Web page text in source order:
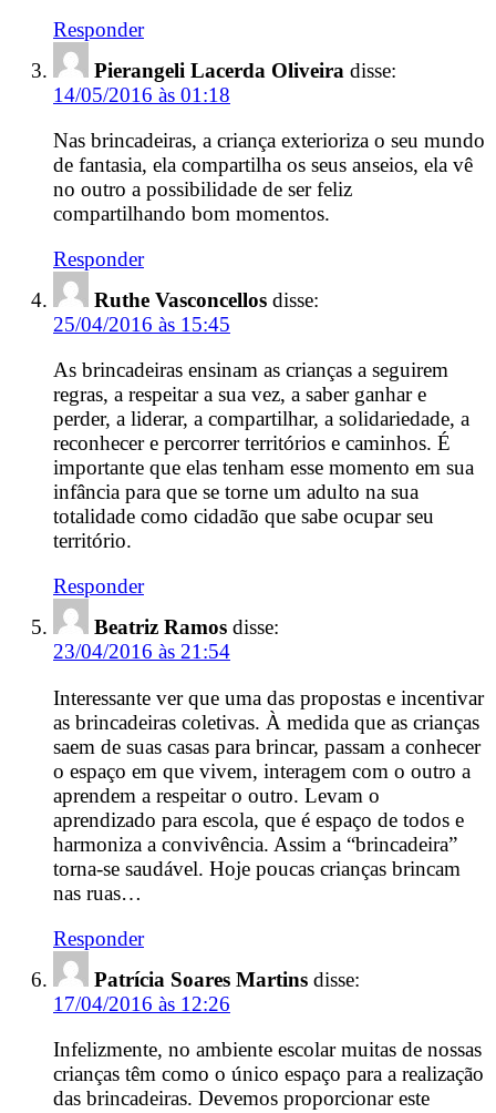
Responder
Pierangeli Lacerda Oliveira disse:
14/05/2016 às 01:18
Nas brincadeiras, a criança exterioriza o seu mundo
de fantasia, ela compartilha os seus anseios, ela vê
no outro a possibilidade de ser feliz
compartilhando bom momentos.
Responder
Ruthe Vasconcellos disse:
25/04/2016 às 15:45
As brincadeiras ensinam as crianças a seguirem
regras, a respeitar a sua vez, a saber ganhar e
perder, a liderar, a compartilhar, a solidariedade, a
reconhecer e percorrer territórios e caminhos. É
importante que elas tenham esse momento em sua
infância para que se torne um adulto na sua
totalidade como cidadão que sabe ocupar seu
território.
Responder
Beatriz Ramos disse:
23/04/2016 às 21:54
Interessante ver que uma das propostas e incentivar
as brincadeiras coletivas. À medida que as crianças
saem de suas casas para brincar, passam a conhecer
o espaço em que vivem, interagem com o outro a
aprendem a respeitar o outro. Levam o
aprendizado para escola, que é espaço de todos e
harmoniza a convivência. Assim a “brincadeira”
torna-se saudável. Hoje poucas crianças brincam
nas ruas…
Responder
Patrícia Soares Martins disse:
17/04/2016 às 12:26
Infelizmente, no ambiente escolar muitas de nossas
crianças têm como o único espaço para a realização
das brincadeiras. Devemos proporcionar este